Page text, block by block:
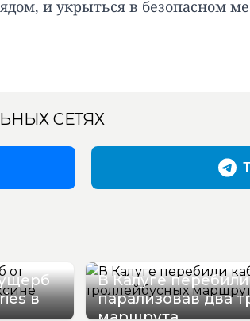
и укрыться в безопасном
СЕТЯХ
в
В Калуге
парализовав два
маршрута